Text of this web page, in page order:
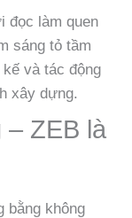
đọc làm quen
sáng tỏ tầm
và tác động
xây dựng.
– ZEB là
bằng không